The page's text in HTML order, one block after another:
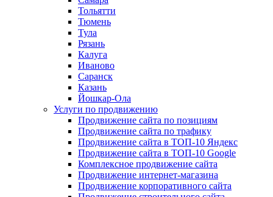
Тольятти
Тюмень
Тула
Рязань
Калуга
Иваново
Саранск
Казань
Йошкар-Ола
Услуги по продвижению
Продвижение сайта по позициям
Продвижение сайта по трафику
Продвижение сайта в ТОП-10 Яндекс
Продвижение сайта в ТОП-10 Google
Комплексное продвижение сайта
Продвижение интернет-магазина
Продвижение корпоративного сайта